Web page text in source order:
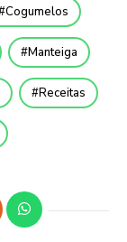
Cogumelos
Manteiga
Receitas